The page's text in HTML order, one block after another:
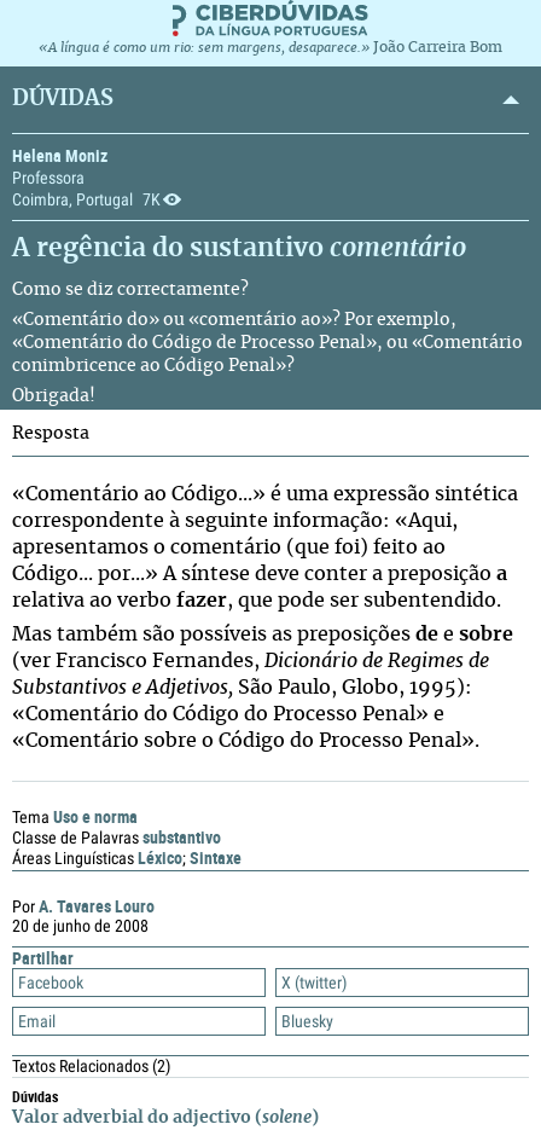
«A língua é como um rio: sem margens, desaparece.» João Carreira Bom
DÚVIDAS
Helena Moniz
Professora
Coimbra, Portugal 7K
A regência do sustantivo comentário
Como se diz correctamente?
«Comentário do» ou «comentário ao»? Por exemplo,
«Comentário do Código de Processo Penal», ou «Comentário
conimbricence ao Código Penal»?
Obrigada!
PorA. Tavares Louro
20 de junho de 2008
Partilhar
Facebook
X (twitter)
Email
Bluesky
Textos Relacionados(2)
Dúvidas
Valor adverbial do adjectivo (solene)
Resposta
«Comentário ao Código...» é uma expressão sintética
correspondente à seguinte informação: «Aqui,
apresentamos o comentário (que foi) feito ao
Código... por...» A síntese deve conter a preposição a
relativa ao verbo fazer, que pode ser subentendido.
Mas também são possíveis as preposições de e sobre
(ver Francisco Fernandes, Dicionário de Regimes de
Substantivos e Adjetivos, São Paulo, Globo, 1995):
«Comentário do Código do Processo Penal» e
«Comentário sobre o Código do Processo Penal».
Tema Uso e norma
Classe de Palavrassubstantivo
Áreas LinguísticasLéxico;Sintaxe